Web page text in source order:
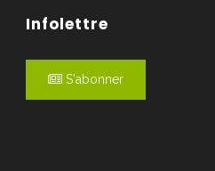
Infolettre
S'abonner